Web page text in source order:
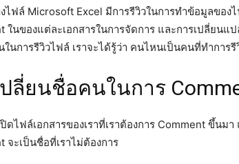
ไฟล์ Microsoft Excel มีการรีวิวในการทำข้อมูลของ
ในของแต่ละเอกสารในการจัดการ และการเปลี่ยน
ในการรีวิวไฟล์ เราจะได้รู้ว่า คนไหนเป็นคนที่ทำการ
ปลี่ยนชื่อคนในการ
ปิดไฟล์เอกสารของเราที่เราต้องการ Comment ขึ้นม
จะเป็นชื่อที่เราไม่ต้องการ